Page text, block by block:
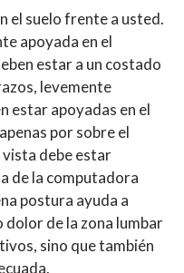
el suelo frente a usted.
apoyada en el
estar a un costado
levemente
estar apoyadas en el
por sobre el
debe estar
de la computadora
postura ayuda a
dolor de la zona lumbar
sino que también